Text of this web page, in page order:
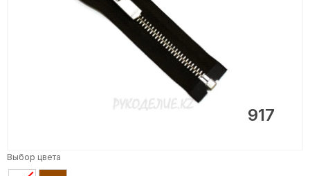
917
Выбор цвета